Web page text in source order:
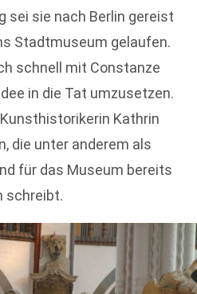
sei sie nach Berlin gereist
Stadtmuseum gelaufen.
schnell mit Constanze
in die Tat umzusetzen.
Kathrin
die unter anderem als
für das Museum bereits
schreibt.